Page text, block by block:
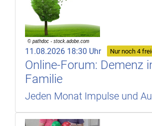
11.08.2026 18:30 Uhr Nur noch 4
Online-Forum: Demenz
Familie
Jeden Monat Impulse und